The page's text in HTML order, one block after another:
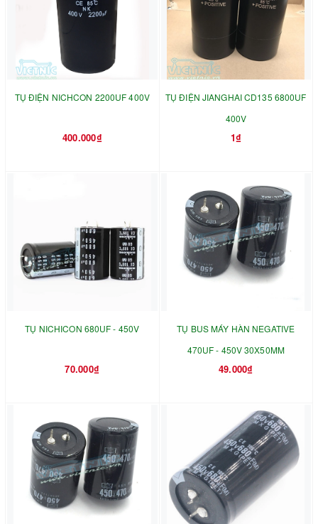
TỤ ĐIỆN NICHCON 2200UF 400V
400.000₫
TỤ ĐIỆN JIANGHAI CD135 6800UF
400V
1₫
TỤ NICHICON 680UF - 450V
70.000₫
TỤ BUS MÁY HÀN NEGATIVE
470UF - 450V 30X50MM
49.000₫